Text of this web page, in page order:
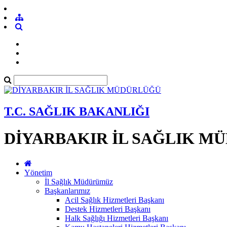
T.C. SAĞLIK BAKANLIĞI
DİYARBAKIR İL SAĞLIK
Yönetim
İl Sağlık Müdürümüz
Başkanlarımız
Acil Sağlık Hizmetleri Başkanı
Destek Hizmetleri Başkanı
Halk Sağlığı Hizmetleri Başkanı